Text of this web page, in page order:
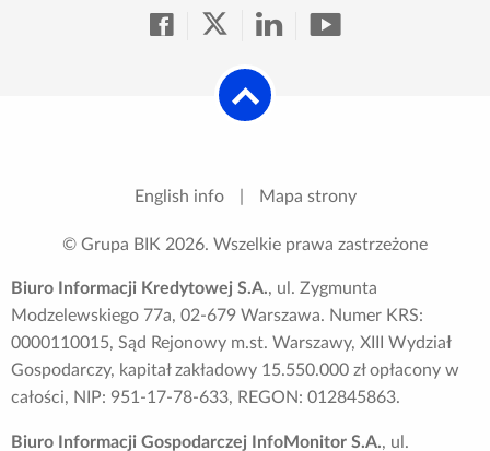
English info Mapa strony
© Grupa BIK 2026. Wszelkie prawa zastrzeżone
Biuro Informacji Kredytowej S.A., ul. Zygmunta
Modzelewskiego 77a, 02-679 Warszawa. Numer KRS:
0000110015, Sąd Rejonowy m.st. Warszawy, XIII Wydział
Gospodarczy, kapitał zakładowy 15.550.000 zł opłacony w
całości, NIP: 951-17-78-633, REGON: 012845863.
Biuro Informacji Gospodarczej InfoMonitor S.A., ul.